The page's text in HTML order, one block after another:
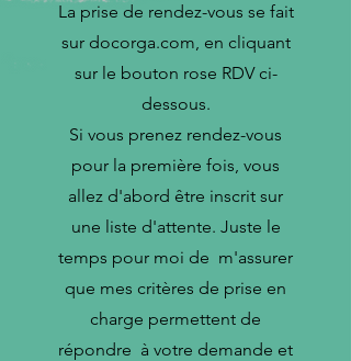
La prise de rendez-vous se fait
sur docorga.com, en cliquant
sur le bouton rose RDV ci-
dessous.
Si vous prenez rendez-vous
pour la première fois, vous
allez d'abord être inscrit sur
une liste d'attente. Juste le
temps pour moi de m'assurer
que mes critères de prise en
charge permettent de
répondre à votre demande et